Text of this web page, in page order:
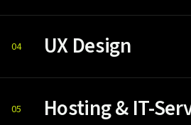
04 UX Design
05 Hosting & IT-